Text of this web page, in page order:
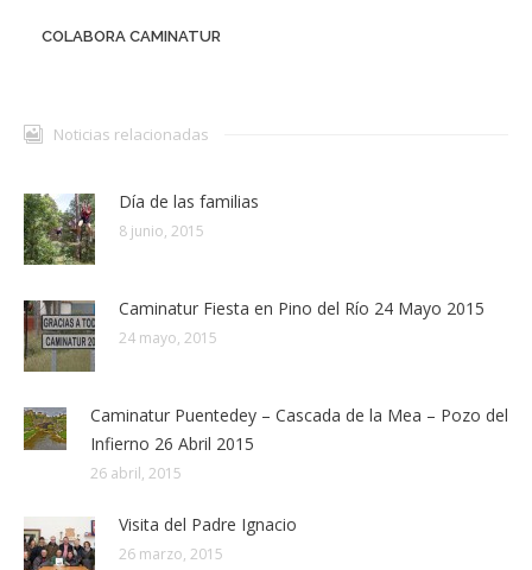
COLABORA CAMINATUR
Noticias relacionadas
Día de las familias
8 junio, 2015
Caminatur Fiesta en Pino del Río 24 Mayo 2015
24 mayo, 2015
Caminatur Puentedey – Cascada de la Mea – Pozo del
Infierno 26 Abril 2015
26 abril, 2015
Visita del Padre Ignacio
26 marzo, 2015